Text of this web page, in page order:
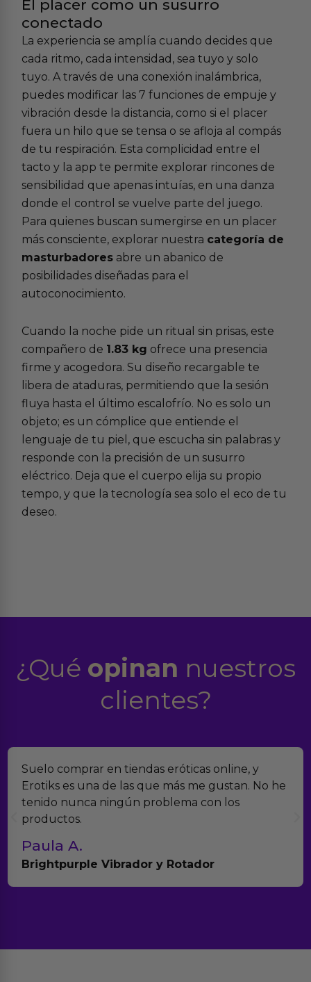
El placer como un susurro
conectado
La experiencia se amplía cuando decides que
cada ritmo, cada intensidad, sea tuyo y solo
tuyo. A través de una conexión inalámbrica,
puedes modificar las 7 funciones de empuje y
vibración desde la distancia, como si el placer
fuera un hilo que se tensa o se afloja al compás
de tu respiración. Esta complicidad entre el
tacto y la app te permite explorar rincones de
sensibilidad que apenas intuías, en una danza
donde el control se vuelve parte del juego.
Para quienes buscan sumergirse en un placer
más consciente, explorar nuestra categoría de
masturbadores abre un abanico de
posibilidades diseñadas para el
autoconocimiento.
Cuando la noche pide un ritual sin prisas, este
compañero de 1.83 kg ofrece una presencia
firme y acogedora. Su diseño recargable te
libera de ataduras, permitiendo que la sesión
fluya hasta el último escalofrío. No es solo un
objeto; es un cómplice que entiende el
lenguaje de tu piel, que escucha sin palabras y
responde con la precisión de un susurro
eléctrico. Deja que el cuerpo elija su propio
tempo, y que la tecnología sea solo el eco de tu
deseo.
¿Qué opinan nuestros
clientes?
Suelo comprar en tiendas eróticas online, y
Erotiks es una de las que más me gustan. No he
tenido nunca ningún problema con los
productos.
Paula A.
Brightpurple Vibrador y Rotador